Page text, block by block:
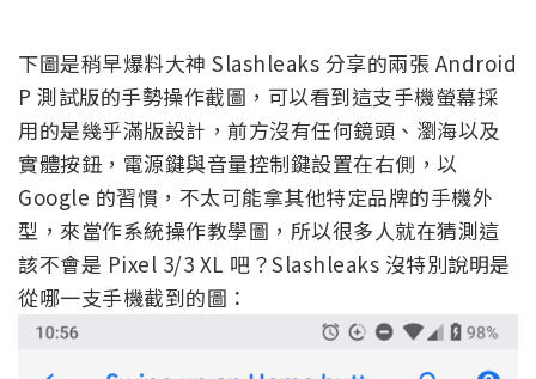
下圖是稍早爆料大神 Slashleaks 分享的兩張 Android
P 測試版的手勢操作截圖，可以看到這支手機螢幕採
用的是幾乎滿版設計，前方沒有任何鏡頭、瀏海以及
實體按鈕，電源鍵與音量控制鍵設置在右側，以
Google 的習慣，不太可能拿其他特定品牌的手機外
型，來當作系統操作教學圖，所以很多人就在猜測這
該不會是 Pixel 3/3 XL 吧？Slashleaks 沒特別說明是
從哪一支手機截到的圖：